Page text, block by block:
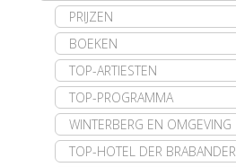
PRIJZEN
BOEKEN
TOP-ARTIESTEN
TOP-PROGRAMMA
WINTERBERG EN OMGEVING
TOP-HOTEL DER BRABANDER